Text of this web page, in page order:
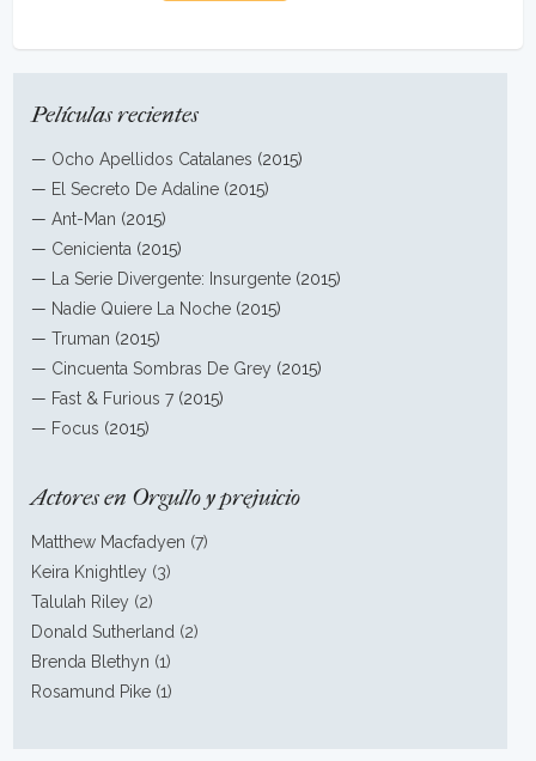
Películas recientes
— Ocho Apellidos Catalanes (2015)
— El Secreto De Adaline (2015)
—Ant-Man (2015)
— Cenicienta (2015)
—
La Serie Divergente: Insurgente (2015)
— Nadie Quiere La Noche (2015)
—Truman (2015)
— Cincuenta Sombras De Grey (2015)
— Fast & Furious 7 (2015)
— Focus (2015)
Actores en Orgullo y prejuicio
Matthew Macfadyen (7)
Keira Knightley (3)
Talulah Riley (2)
Donald Sutherland (2)
Brenda Blethyn (1)
Rosamund Pike (1)